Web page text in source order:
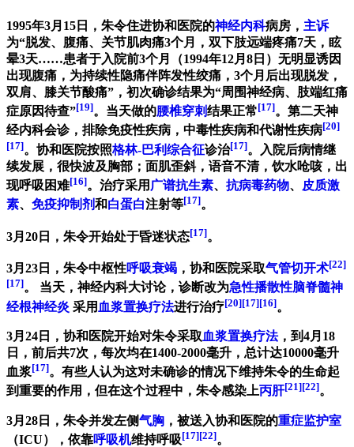
1995年3月15日，朱令住进协和医院的神经内科病房， 主诉
为“脱发、腹痛、关节肌肉痛3个月，双下肢远端疼痛7天，眩
晕3天……患者于入院前3个月（1994年12月8日）无明显诱因
出现腹痛，为持续性隐痛伴阵发性绞痛，3个月后出现脱发，
双肩、膝关节酸痛”，初次确诊结果为“周围神经病、肢端红痛
症原因待查”[19]。当天做的腰椎穿刺结果正常[17]。第二天神
经内科会诊，排除免疫性疾病，中毒性疾病和代谢性疾病[20]
[17]。协和医院按照格林-巴利综合征诊治[17]。入院后病情继
续发展，很快波及胸部；面肌歪斜，语音不清，饮水呛咳，出
现呼吸困难[16]。治疗采用 广谱抗生素、 抗病毒药物、
皮质激
素、 免疫抑制剂和白蛋白注射等[17]。
3月20日，朱令开始处于昏迷状态[17]。
3月23日，朱令中枢性呼吸衰竭 ，协和医院采取气管切开术[22]
[17]。 当天，神经内科大讨论，诊断改为急性播散性脑脊髓神
经根神经炎 采用 血浆置换疗法进行治疗[20][17][16]。
3月24日，协和医院开始对朱令采取血浆置换疗法，到4月18
日，前后共7次，每次均在1400-2000毫升，总计达10000毫升
血浆[17]。有些人认为这对未确诊的情况下维持朱令的生命起
到重要的作用，但在这个过程中，朱令感染上丙肝[21][22]。
3月28日，朱令并发左侧气胸 ，被送入协和医院的重症监护室
（ICU），依靠呼吸机维持呼吸[17][22]。